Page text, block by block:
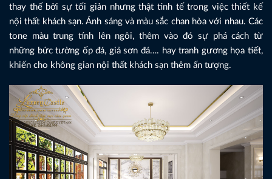
thay thế bởi sự tối giản nhưng thật tinh tế trong việc thiết kế
nội thất khách sạn. Ánh sáng và màu sắc chan hòa với nhau. Các
tone màu trung tính lên ngôi, thêm vào đó sự phá cách từ
những bức tường ốp đá, giả sơn đá…. hay tranh gương họa tiết,
khiến cho không gian nội thất khách sạn thêm ấn tượng.